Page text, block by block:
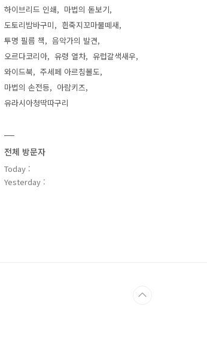
하이브리드 인쇄
마법의 돋보기
도토리밤바구미
흰죽지꼬마물떼새
투명 필름 책
음악가의 발견
오르다코리아
유령 열차
유럽갈색새우
와이드북
주세페 아르침볼도
마법의 손전등
아람키즈
유라시아청딱따구리
전체 방문자
Today :
Yesterday :